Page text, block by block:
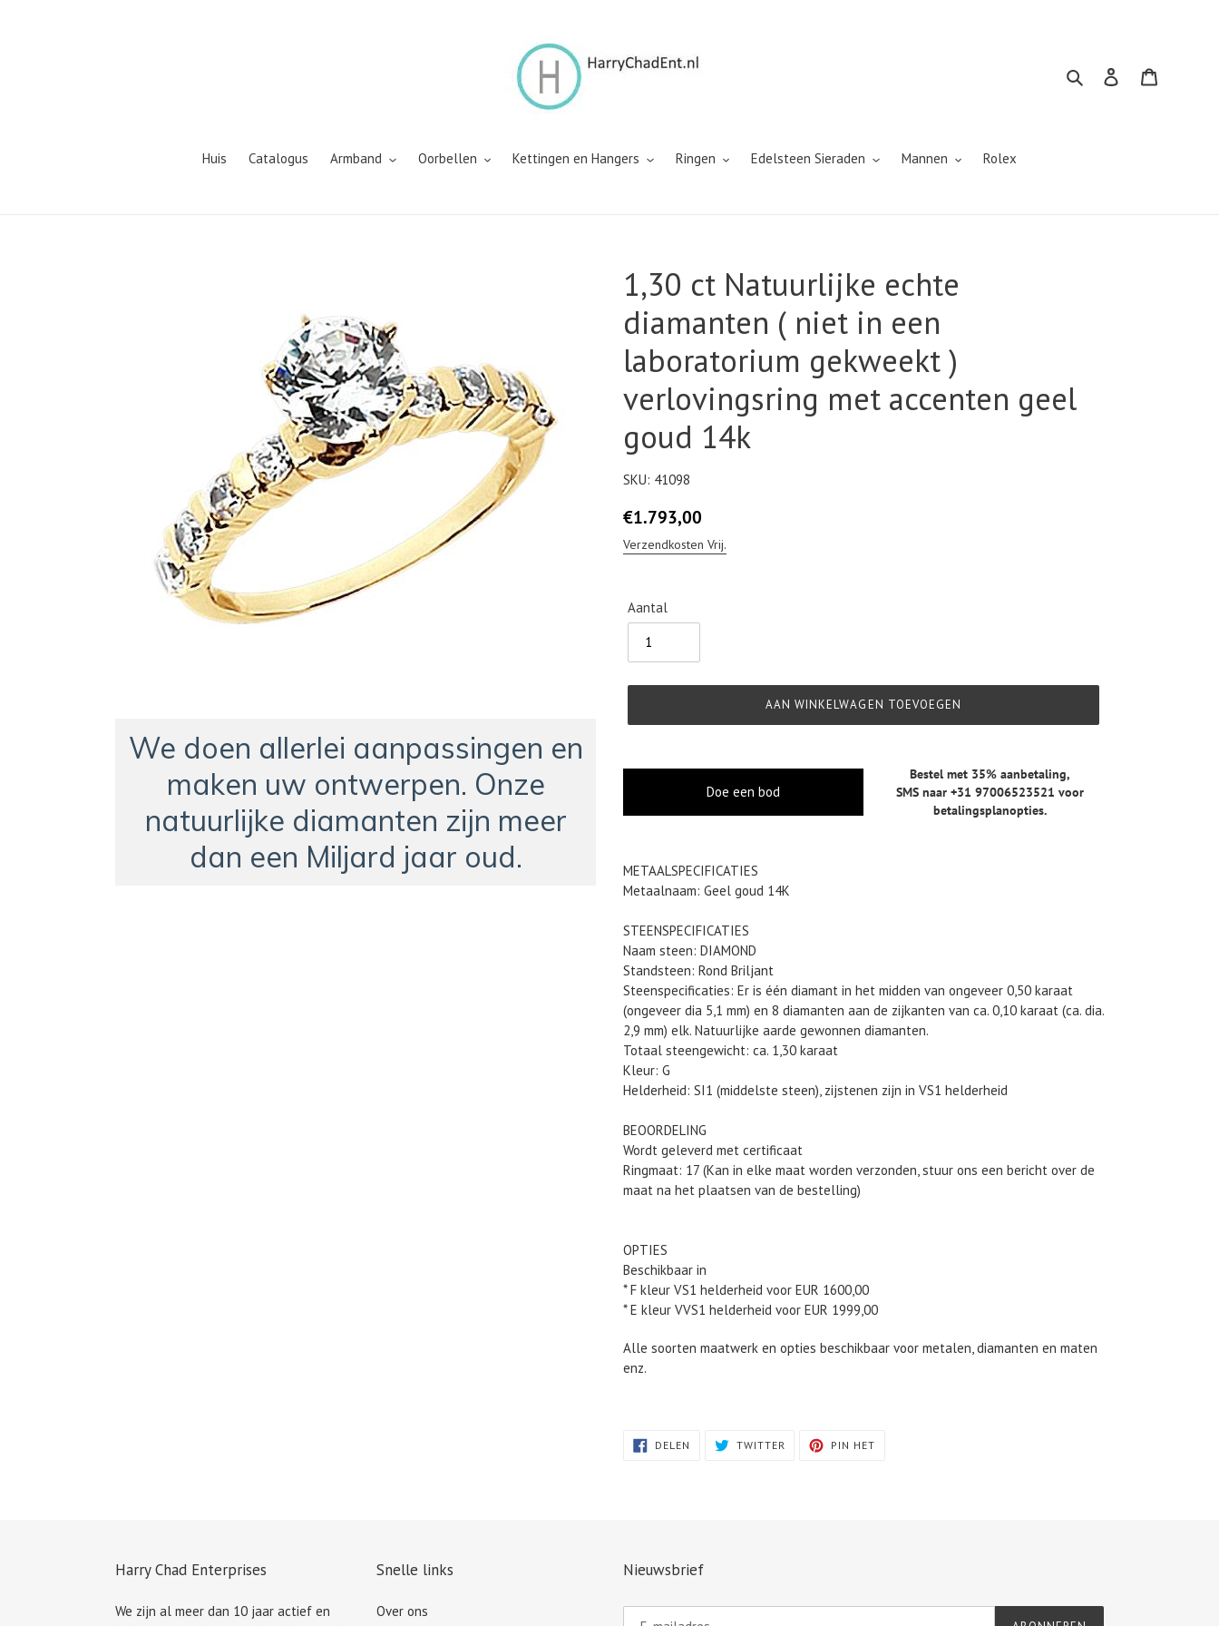
Zoeken Inloggen
Huis Catalogus Armband Oorbellen Kettingen en Hangers Ringen Edelsteen Sieraden Mannen Rolex
We doen allerlei aanpassingen en
maken uw ontwerpen. Onze
natuurlijke diamanten zijn meer
dan een Miljard jaar oud.
1,30 ct Natuurlijke echte
diamanten ( niet in een
laboratorium gekweekt )
verlovingsring met accenten geel
goud 14k
SKU: 41098
Normale
prijs
€1.793,00
Verzendkosten Vrij.
Aantal
AAN WINKELWAGEN TOEVOEGEN
Doe een bod
Bestel met 35% aanbetaling,
SMS naar +31 97006523521 voor
betalingsplanopties.
toegevoegen
aan
winkelwagen
METAALSPECIFICATIES
Metaalnaam: Geel goud 14K
STEENSPECIFICATIES
Naam steen: DIAMOND
Standsteen: Rond Briljant
Steenspecificaties: Er is één diamant in het midden van ongeveer 0,50 karaat
(ongeveer dia 5,1 mm) en 8 diamanten aan de zijkanten van ca. 0,10 karaat (ca. dia.
2,9 mm) elk. Natuurlijke aarde gewonnen diamanten.
Totaal steengewicht: ca. 1,30 karaat
Kleur: G
Helderheid: SI1 (middelste steen), zijstenen zijn in VS1 helderheid
BEOORDELING
Wordt geleverd met certificaat
Ringmaat: 17 (Kan in elke maat worden verzonden, stuur ons een bericht over de
maat na het plaatsen van de bestelling)
OPTIES
Beschikbaar in
* F kleur VS1 helderheid voor EUR 1600,00
* E kleur VVS1 helderheid voor EUR 1999,00
Alle soorten maatwerk en opties beschikbaar voor metalen, diamanten en maten
enz.
DELEN DELEN
TWITTER TWITTEREN
OP
PIN HET
Harry Chad Enterprises
We zijn al meer dan 10 jaar actief en
Snelle links
Over ons
Nieuwsbrief